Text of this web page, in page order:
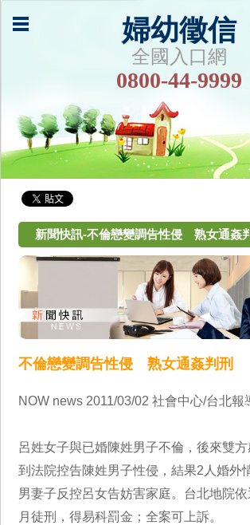
婦幼徵信
全國入口網
0800-44-9999
新聞快訊-不倫戀變調告性侵 熟女通姦
不倫戀變調告性侵 熟女通姦判刑
NOW news 2011/03/02 社會中心/台北報
呂姓女子與已婚陳姓男子不倫，後來雙
到法院控告陳姓男子性侵，結果2人婚外
男妻子反控呂女告妨害家庭。台北地院
月徒刑，得易科罰金；全案可上訴。